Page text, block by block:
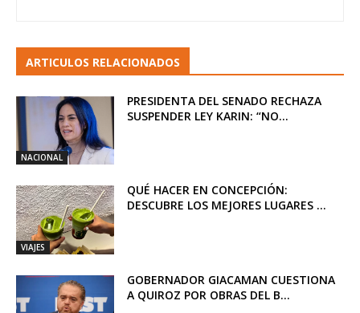
ARTICULOS RELACIONADOS
NACIONAL
PRESIDENTA DEL SENADO RECHAZA
SUSPENDER LEY KARIN: “NO...
VIAJES
QUÉ HACER EN CONCEPCIÓN:
DESCUBRE LOS MEJORES LUGARES ...
GOBERNADOR GIACAMAN CUESTIONA
A QUIROZ POR OBRAS DEL B...